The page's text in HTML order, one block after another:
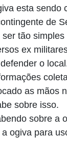
esta sendo
de
tão
ex
o
as mãos
sobre isso.
sobre a
ogiva para